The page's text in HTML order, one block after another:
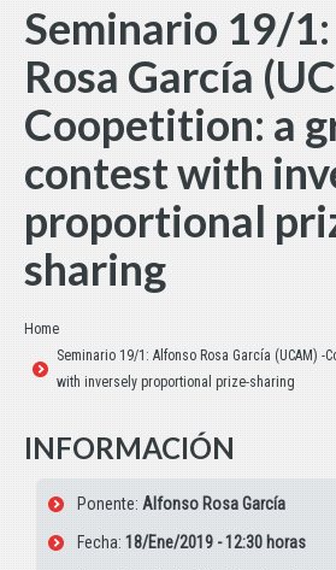
Seminario 19/
Rosa García
Coopetition: a
contest with
proportional
sharing
Estás aquí:
Home
Seminario 19/1: Alfonso Rosa García (UCAM) -
with inversely proportional prize-sharing
INFORMACIÓN
Ponente: Alfonso Rosa García
Fecha: 18/Ene/2019 - 12:30 horas